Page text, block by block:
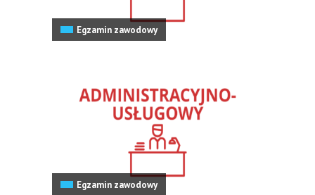
Egzamin zawodowy
Egzamin zawodowy